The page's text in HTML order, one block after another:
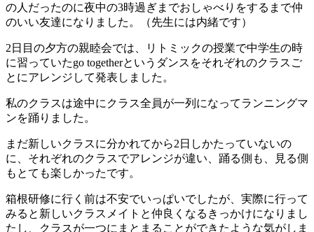
の人だったのに夜中の3時過ぎまでおしゃべりをするまで仲
のいい友達になりました。（先生には内緒です）
2日目の夕方の親睦会では、リトミックの授業で中学生の時
に習っていたgo togetherというダンスをそれぞれのクラスご
とにアレンジして発表しました。
私のクラスは途中にクラス全員が一列になってランニングマ
ンを踊りました。
まだ新しいクラスに分かれてから2日しかたっていないの
に、それぞれのクラスでアレンジが違い、踊る側も、見る側
もとても楽しかったです。
箱根研修に行く前は不安でいっぱいでしたが、実際に行って
みると新しいクラスメイトと仲良くなるきっかけになりまし
たし、クラスが一つにまとまることができたような気がしま